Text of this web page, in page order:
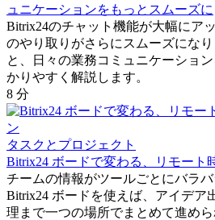
ュニケーションをもっとスムーズに
Bitrix24のチャット機能が大幅にア
のやり取りがさらにスムーズにな
と、日々の業務コミュニケーショ
かりやすく解説します。
8 分
タスクとプロジェクト
Bitrix24 ボードで変わる、リモート
チームの情報がツールごとにバラ
Bitrix24 ボードを使えば、アイデア
理まで一つの場所でまとめて進めら